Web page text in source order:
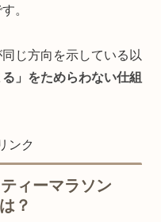
。
じ方向を示している以
」をためらわない仕組
ンク
ィーマラソン
？